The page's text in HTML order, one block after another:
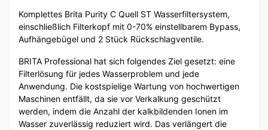
Komplettes Brita Purity C Quell ST Wasserfiltersystem,
einschließlich Filterkopf mit 0-70% einstellbarem Bypass,
Aufhängebügel und 2 Stück Rückschlagventile.
BRITA Professional hat sich folgendes Ziel gesetzt: eine
Filterlösung für jedes Wasserproblem und jede
Anwendung. Die kostspielige Wartung von hochwertigen
Maschinen entfällt, da sie vor Verkalkung geschützt
werden, indem die Anzahl der kalkbildenden Ionen im
Wasser zuverlässig reduziert wird. Das verlängert die